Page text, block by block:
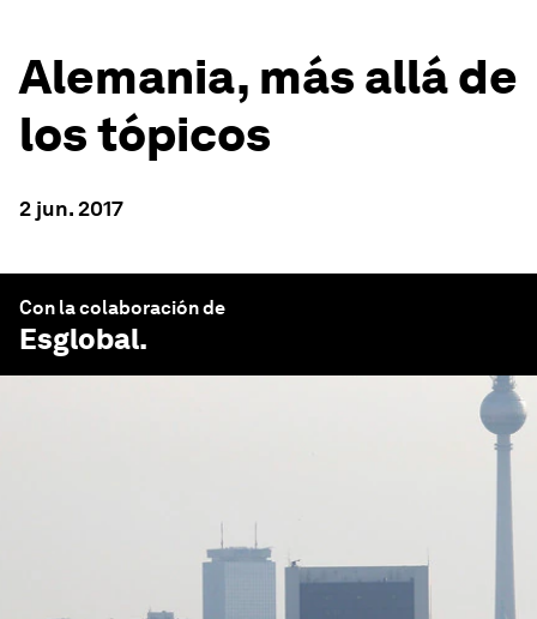
Alemania, más allá de
los tópicos
2 jun. 2017
Con la colaboración de
Esglobal.